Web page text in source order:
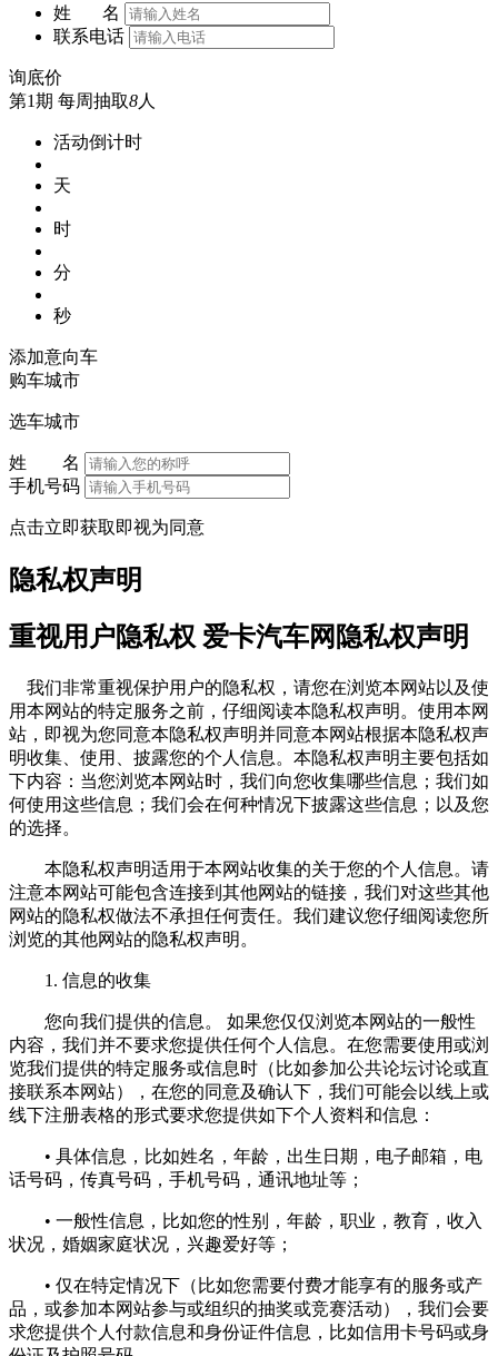
姓 名
联系电话
询底价
第1期 每周抽取8人
活动倒计时
天
时
分
秒
添加意向车
购车城市
选车城市
姓 名
手机号码
点击立即获取即视为同意
隐私权声明
重视用户隐私权 爱卡汽车网隐私权声明
我们非常重视保护用户的隐私权，请您在浏览本网站以及使
用本网站的特定服务之前，仔细阅读本隐私权声明。使用本网
站，即视为您同意本隐私权声明并同意本网站根据本隐私权声
明收集、使用、披露您的个人信息。本隐私权声明主要包括如
下内容：当您浏览本网站时，我们向您收集哪些信息；我们如
何使用这些信息；我们会在何种情况下披露这些信息；以及您
的选择。
本隐私权声明适用于本网站收集的关于您的个人信息。请
注意本网站可能包含连接到其他网站的链接，我们对这些其他
网站的隐私权做法不承担任何责任。我们建议您仔细阅读您所
浏览的其他网站的隐私权声明。
1. 信息的收集
您向我们提供的信息。 如果您仅仅浏览本网站的一般性
内容，我们并不要求您提供任何个人信息。在您需要使用或浏
览我们提供的特定服务或信息时（比如参加公共论坛讨论或直
接联系本网站），在您的同意及确认下，我们可能会以线上或
线下注册表格的形式要求您提供如下个人资料和信息：
• 具体信息，比如姓名，年龄，出生日期，电子邮箱，电
话号码，传真号码，手机号码，通讯地址等；
• 一般性信息，比如您的性别，年龄，职业，教育，收入
状况，婚姻家庭状况，兴趣爱好等；
• 仅在特定情况下（比如您需要付费才能享有的服务或产
品，或参加本网站参与或组织的抽奖或竞赛活动），我们会要
求您提供个人付款信息和身份证件信息，比如信用卡号码或身